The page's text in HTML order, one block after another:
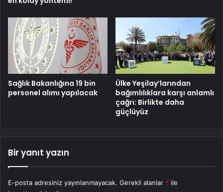
Sağlık Bakanlığına 19 bin
personel alımı yapılacak
Ülke Yeşilay’larından
bağımlılıklara karşı anlamlı
çağrı: Birlikte daha
güçlüyüz
Bir yanıt yazın
E-posta adresiniz yayınlanmayacak. Gerekli alanlar * ile